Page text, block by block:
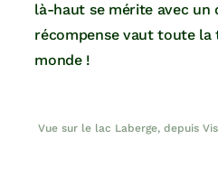
là-haut se mérite avec un
récompense vaut toute la
monde !
Vue sur le lac Laberge, depuis